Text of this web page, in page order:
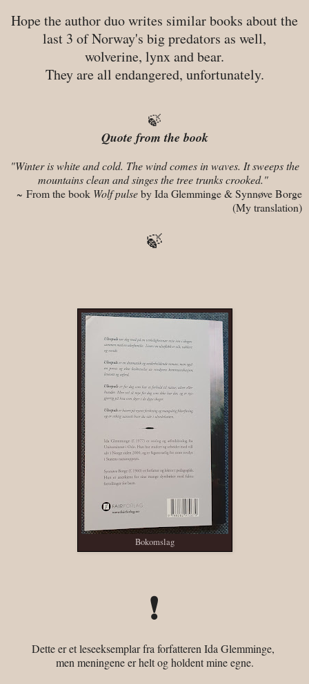
Hope the author duo writes similar books about the
last 3 of Norway's big predators as well,
wolverine, lynx and bear.
They are all endangered, unfortunately.
🍃
Quote from the book
"Winter is white and cold. The wind comes in waves. It sweeps the
mountains clean and singes the tree trunks crooked."
~ From the book Wolf pulseby Ida Glemminge & Synnøve Borge
(My translation)
🍃
Bokomslag
❗
Dette er et leseeksemplar fra forfatteren Ida Glemminge,
men meningene er helt og holdent mine egne.